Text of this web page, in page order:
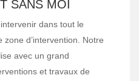
SANS MOI
dans tout le
d’intervention. Notre
avec un grand
et travaux de